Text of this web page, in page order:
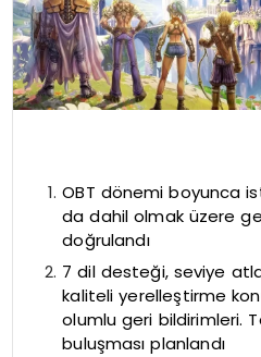
OBT dönemi boyunca
da dahil olmak üzere
doğrulandı
7 dil desteği, seviye
kaliteli yerelleştirme
olumlu geri bildirimleri.
buluşması planlandı